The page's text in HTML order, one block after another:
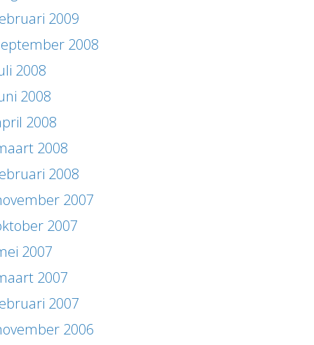
2009
2008
2008
2008
2008
2008
2008
2007
2007
2007
2007
2007
2006